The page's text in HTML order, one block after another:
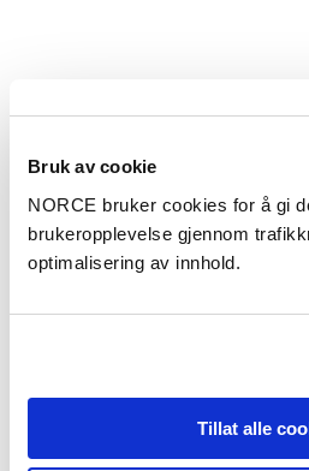
Bruk av cookie
NORCE bruker cookies for å gi
brukeropplevelse gjennom
optimalisering av innhold.
Tillat alle
Prosjekter
Klima, Samfunn
The impacts of land